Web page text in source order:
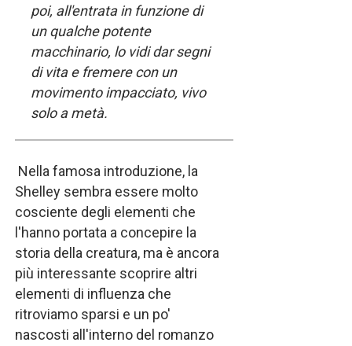
poi, all'entrata in funzione di
un qualche potente
macchinario, lo vidi dar segni
di vita e fremere con un
movimento impacciato, vivo
solo a metà.
Nella famosa introduzione, la
Shelley sembra essere molto
cosciente degli elementi che
l'hanno portata a concepire la
storia della creatura, ma è ancora
più interessante scoprire altri
elementi di influenza che
ritroviamo sparsi e un po'
nascosti all'interno del romanzo